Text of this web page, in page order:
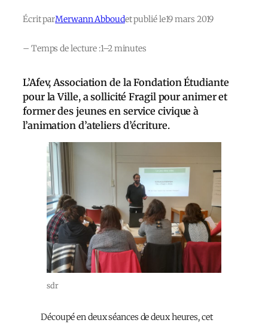
Écrit parMerwann Abboudet publié le19 mars 2019
– Temps de lecture :1–2 minutes
L’Afev, Association de la Fondation Étudiante
pour la Ville, a sollicité Fragil pour animer et
former des jeunes en service civique à
l’animation d’ateliers d’écriture.
sdr
Découpé en deux séances de deux heures, cet